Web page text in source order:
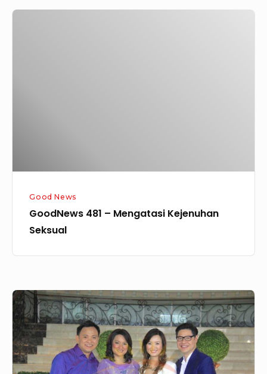
Good News
GoodNews 481 – Mengatasi Kejenuhan
Seksual
Goodnews
232
–
Raising
Up